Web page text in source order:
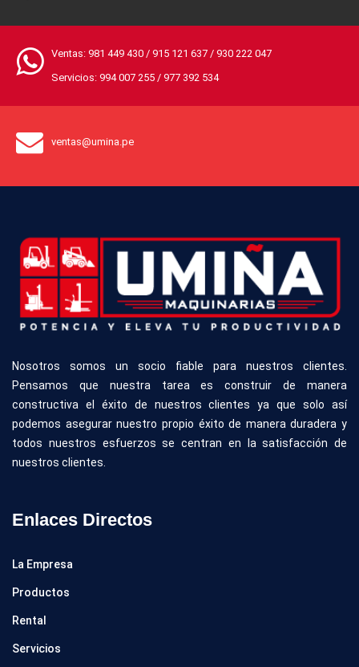
Ventas: 981 449 430 / 915 121 637 / 930 222 047
Servicios: 994 007 255 / 977 392 534
ventas@umina.pe
Nosotros somos un socio fiable para nuestros clientes.
Pensamos que nuestra tarea es construir de manera
constructiva el éxito de nuestros clientes ya que solo así
podemos asegurar nuestro propio éxito de manera duradera y
todos nuestros esfuerzos se centran en la satisfacción de
nuestros clientes.
Enlaces Directos
La Empresa
Productos
Rental
Servicios